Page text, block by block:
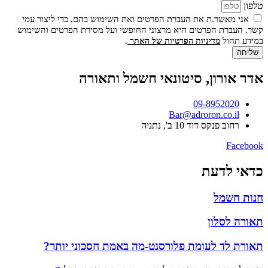
טלפון
אני מאשר.ת את העברת הפרטים ואת השימוש בהם, כדי ליצור עמי
קשר. העברת הפרטים היא מרצוני החופשי ועל מסירת הפרטים והשימוש
במידע תחול מדיניות הפרטיות של האתר .
שליחה
אדר אורון, סיטונאי חשמל ותאורה
09-8952020
Bar@adroron.co.il
רחוב פנקס דוד 10 ב', נתניה
Facebook
כדאי לדעת
חנות חשמל
תאורה לסלון
תאורת לד לעומת פלורסנט-מה באמת חסכוני יותר?